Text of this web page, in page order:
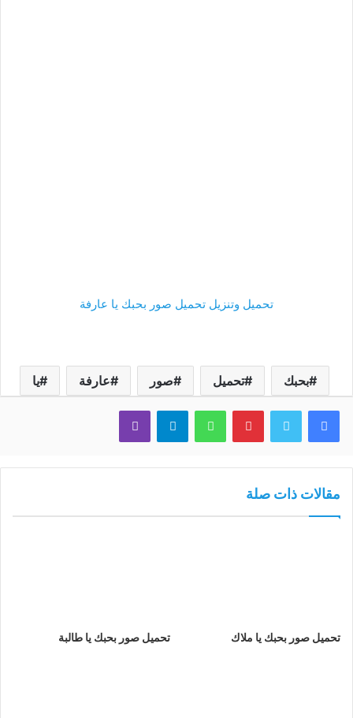
تحميل وتنزيل تحميل صور بحبك يا عارفة
بحبك تحميل صور عارفة يا
فيسبوك تويتر بينتيريستواتساب تيلقرام ڤايبر
مقالات ذات صلة
تحميل صور بحبك يا ملاك تحميل صور بحبك يا طالبة